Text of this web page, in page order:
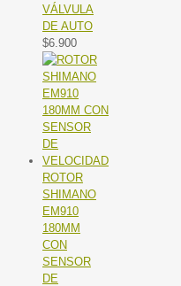
VÁLVULA
DE AUTO
$6.900
ROTOR
SHIMANO
EM910
180MM
CON
SENSOR
DE